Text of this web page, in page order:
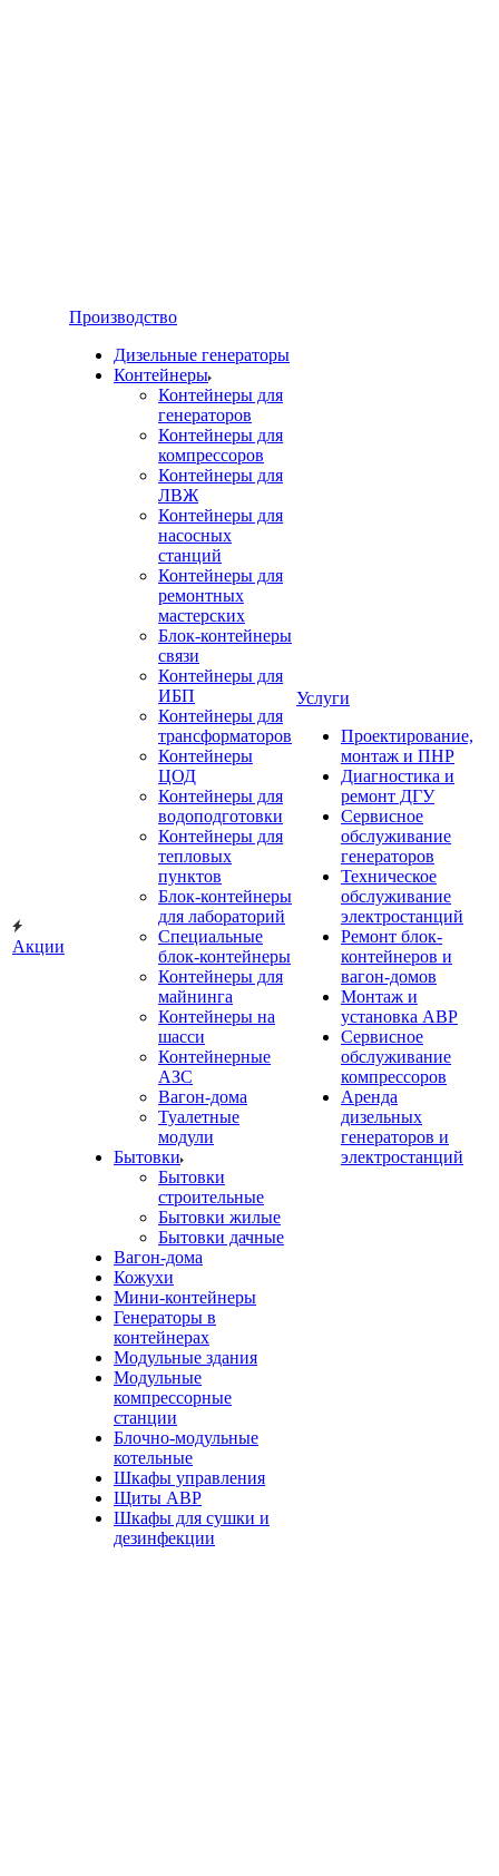
Акции
Производство
Дизельные генераторы
Контейнеры
Контейнеры для
генераторов
Контейнеры для
компрессоров
Контейнеры для
ЛВЖ
Контейнеры для
насосных
станций
Контейнеры для
ремонтных
мастерских
Блок-контейнеры
связи
Контейнеры для
ИБП
Контейнеры для
трансформаторов
Контейнеры
ЦОД
Контейнеры для
водоподготовки
Контейнеры для
тепловых
пунктов
Блок-контейнеры
для лабораторий
Специальные
блок-контейнеры
Контейнеры для
майнинга
Контейнеры на
шасси
Контейнерные
АЗС
Вагон-дома
Туалетные
модули
Бытовки
Бытовки
строительные
Бытовки жилые
Бытовки дачные
Вагон-дома
Кожухи
Мини-контейнеры
Генераторы в
контейнерах
Модульные здания
Модульные
компрессорные
станции
Блочно-модульные
котельные
Шкафы управления
Щиты АВР
Шкафы для сушки и
дезинфекции
Услуги
Проектирование,
монтаж и ПНР
Диагностика и
ремонт ДГУ
Сервисное
обслуживание
генераторов
Техническое
обслуживание
электростанций
Ремонт блок-
контейнеров и
вагон-домов
Монтаж и
установка АВР
Сервисное
обслуживание
компрессоров
Аренда
дизельных
генераторов и
электростанций